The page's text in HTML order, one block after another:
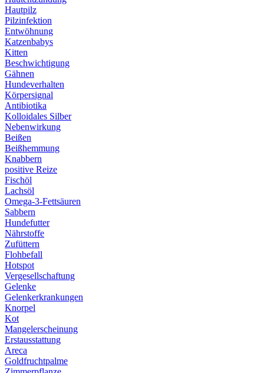
Hautpilz
Pilzinfektion
Entwöhnung
Katzenbabys
Kitten
Beschwichtigung
Gähnen
Hundeverhalten
Körpersignal
Antibiotika
Kolloidales Silber
Nebenwirkung
Beißen
Beißhemmung
Knabbern
positive Reize
Fischöl
Lachsöl
Omega-3-Fettsäuren
Sabbern
Hundefutter
Nährstoffe
Zufüttern
Flohbefall
Hotspot
Vergesellschaftung
Gelenke
Gelenkerkrankungen
Knorpel
Kot
Mangelerscheinung
Erstausstattung
Areca
Goldfruchtpalme